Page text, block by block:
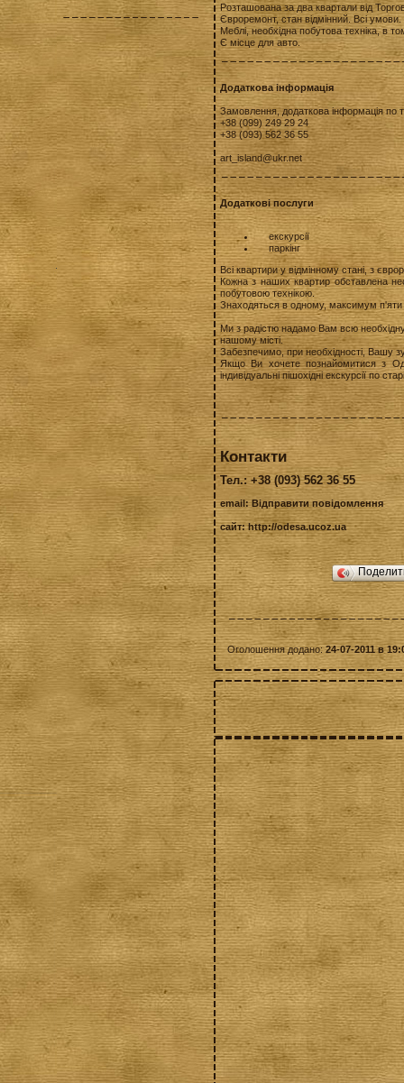
Розташована за два квартали від
Євроремонт, стан відмінний. Всі умови.
Меблі, необхідна побутова техніка, в
Є місце для авто.
Додаткова інформація
Замовлення, додаткова інформація по
+38 (099) 249 29 24
+38 (093) 562 36 55
art_island@ukr.net
Додаткові послуги
екскурсії
паркінг
Всі квартири у відмінному стані, з
Кожна з наших квартир обставлена
побутовою технікою.
Знаходяться в одному, максимум п'яти
Ми з радістю надамо Вам всю
нашому місті.
Забезпечимо, при необхідності, Вашу
Якщо Ви хочете познайомитися з
індивідуальні пішохідні екскурсії по
Контакти
Тел.: +38 (093) 562 36 55
email: Відправити повідомлення
сайт:http://odesa.ucoz.ua
Оголошення додано:24-07-2011 в